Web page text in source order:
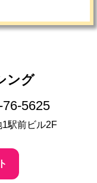
ング
5625
駅前ビル2F